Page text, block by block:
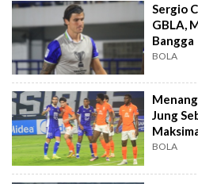
Sergio
GBLA,
Bangga
BOLA
Jung
BOLA